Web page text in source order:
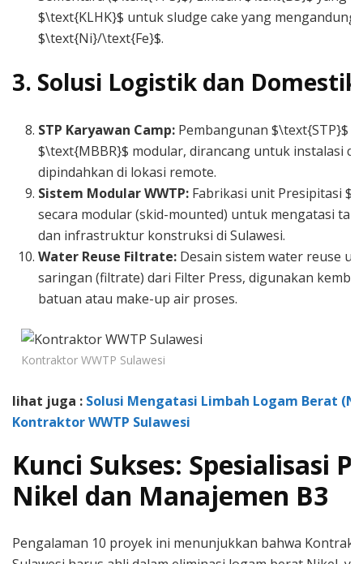
$\text{KLHK}$ untuk sludge cake yang mengandung
$\text{Ni}/\text{Fe}$.
3. Solusi Logistik dan Domestik
STP Karyawan Camp: Pembangunan $\text{STP}$
$\text{MBBR}$ modular, dirancang untuk instalasi
dipindahkan di lokasi remote.
Sistem Modular WWTP: Fabrikasi unit Presipitasi
secara modular (skid-mounted) untuk mengatasi
dan infrastruktur konstruksi di Sulawesi.
Water Reuse Filtrate: Desain sistem water reuse
saringan (filtrate) dari Filter Press, digunakan
batuan atau make-up air proses.
Kontraktor WWTP Sulawesi
lihat juga : Solusi Mengatasi Limbah Logam Berat
Kontraktor WWTP Sulawesi
Kunci Sukses: Spesialisasi
Nikel dan Manajemen B3
Pengalaman 10 proyek ini menunjukkan bahwa